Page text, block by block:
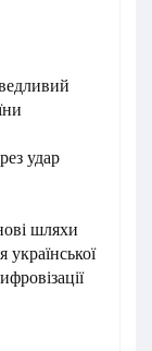
удар
шляхи
української